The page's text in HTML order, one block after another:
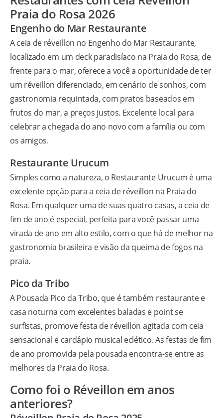
Praia do Rosa 2026
Engenho do Mar Restaurante
A ceia de réveillon no Engenho do Mar Restaurante,
localizado em um deck paradisíaco na Praia do Rosa, de
frente para o mar, oferece a você a oportunidade de ter
um réveillon diferenciado, em cenário de sonhos, com
gastronomia requintada, com pratos baseados em
frutos do mar, a preços justos. Excelente local para
celebrar a chegada do ano novo com a família ou com
os amigos.
Restaurante Urucum
Simples como a natureza, o Restaurante Urucum é uma
excelente opção para a ceia de réveillon na Praia do
Rosa. Em qualquer uma de suas quatro casas, a ceia de
fim de ano é especial, perfeita para você passar uma
virada de ano em alto estilo, com o que há de melhor na
gastronomia brasileira e visão da queima de fogos na
praia.
Pico da Tribo
A Pousada Pico da Tribo, que é também restaurante e
casa noturna com excelentes baladas e point se
surfistas, promove festa de réveillon agitada com ceia
sensacional e cardápio musical eclético. As festas de fim
de ano promovida pela pousada encontra-se entre as
melhores da Praia do Rosa.
Como foi o Réveillon em anos
anteriores?